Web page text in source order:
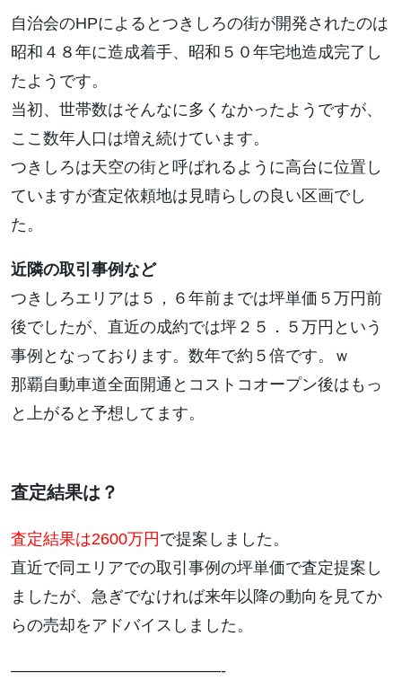
自治会のHPによるとつきしろの街が開発されたのは
昭和４８年に造成着手、昭和５０年宅地造成完了し
たようです。
当初、世帯数はそんなに多くなかったようですが、
ここ数年人口は増え続けています。
つきしろは天空の街と呼ばれるように高台に位置し
ていますが査定依頼地は見晴らしの良い区画でし
た。
近隣の取引事例など
つきしろエリアは５，６年前までは坪単価５万円前
後でしたが、直近の成約では坪２５．５万円という
事例となっております。数年で約５倍です。ｗ
那覇自動車道全面開通とコストコオープン後はもっ
と上がると予想してます。
査定結果は？
査定結果は2600万円 で提案しました。
直近で同エリアでの取引事例の坪単価で査定提案し
ましたが、急ぎでなければ来年以降の動向を見てか
らの売却をアドバイスしました。
—————————————-